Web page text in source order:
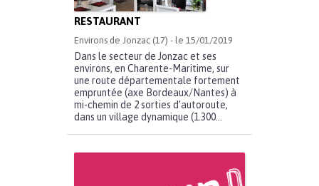
RESTAURANT
Environs de Jonzac (17) - le 15/01/2019
Dans le secteur de Jonzac et ses
environs, en Charente-Maritime, sur
une route départementale fortement
empruntée (axe Bordeaux/Nantes) à
mi-chemin de 2 sorties d’autoroute,
dans un village dynamique (1.300...